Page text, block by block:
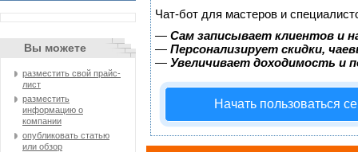
Вы можете
разместить свой прайс-
лист
разместить
информацию о
компании
опубликовать статью
или обзор
Чат-бот для мастеров и
— Сам записывает клиентов и
— Персонализирует скидки,
— Увеличивает доходимость и
Начать пользоваться